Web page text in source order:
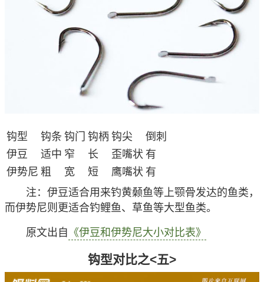
钩型 钩条 钩门 钩柄 钩尖
倒刺
伊豆
适中 窄 长 歪嘴状 有
伊势尼 粗 宽 短 鹰嘴状 有
注 ：伊豆适合用来钓黄颡鱼等上颚骨发达的鱼类，
而伊势尼则更适合钓鲤鱼、草鱼等大型鱼类。
原文出自 《伊豆和伊势尼大小对比表》
钩型对比之<五>